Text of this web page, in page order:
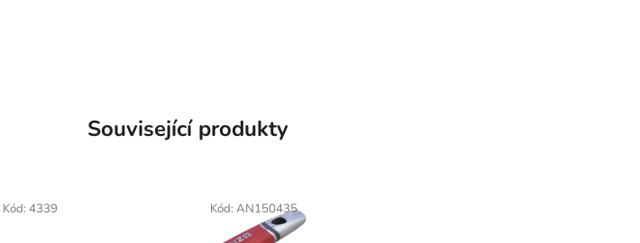
Související produkty
Kód: 4339 Kód: AN150435